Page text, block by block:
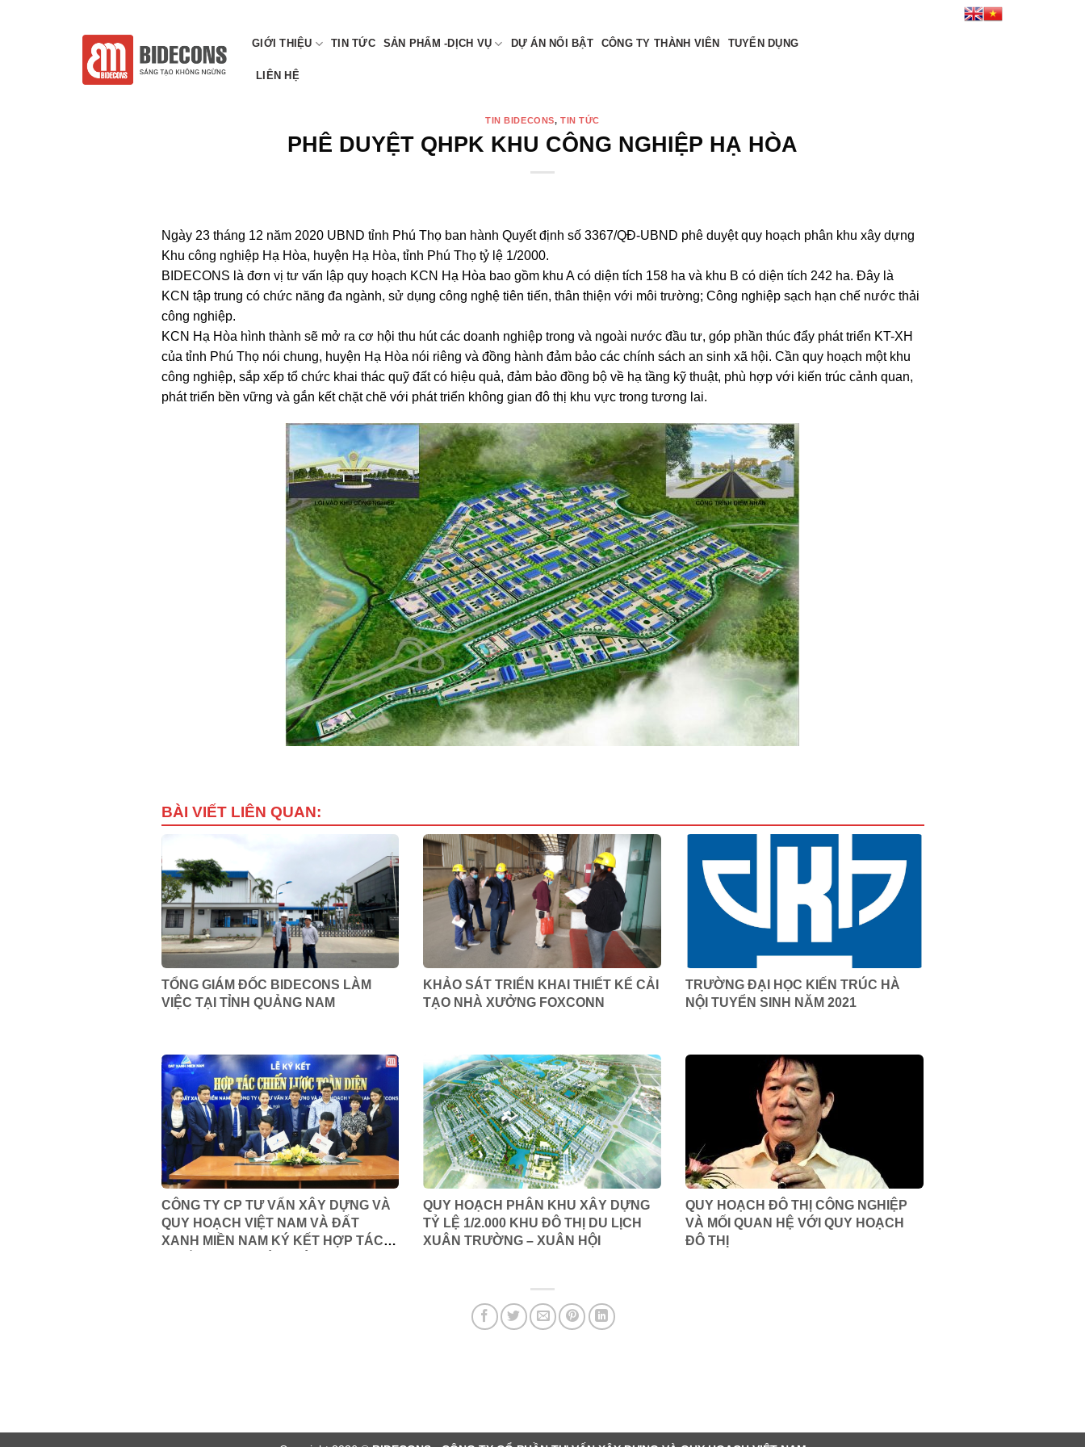
GIỚI THIỆU TIN TỨC SẢN PHẨM -DỊCH VỤ DỰ ÁN NỔI BẬT CÔNG TY THÀNH VIÊN TUYỂN DỤNG
LIÊN HỆ
TIN BIDECONS, TIN TỨC
PHÊ DUYỆT QHPK KHU CÔNG NGHIỆP HẠ HÒA
Ngày 23 tháng 12 năm 2020 UBND tỉnh Phú Thọ ban hành Quyết định số 3367/QĐ-UBND phê duyệt quy hoạch phân khu xây dựng
Khu công nghiệp Hạ Hòa, huyện Hạ Hòa, tỉnh Phú Thọ tỷ lệ 1/2000.
BIDECONS là đơn vị tư vấn lập quy hoạch KCN Hạ Hòa bao gồm khu A có diện tích 158 ha và khu B có diện tích 242 ha. Đây là
KCN tập trung có chức năng đa ngành, sử dụng công nghệ tiên tiến, thân thiện với môi trường; Công nghiệp sạch hạn chế nước thải
công nghiệp.
KCN Hạ Hòa hình thành sẽ mở ra cơ hội thu hút các doanh nghiệp trong và ngoài nước đầu tư, góp phần thúc đẩy phát triển KT-XH
của tỉnh Phú Thọ nói chung, huyện Hạ Hòa nói riêng và đồng hành đảm bảo các chính sách an sinh xã hội. Cần quy hoạch một khu
công nghiệp, sắp xếp tổ chức khai thác quỹ đất có hiệu quả, đảm bảo đồng bộ về hạ tầng kỹ thuật, phù hợp với kiến trúc cảnh quan,
phát triển bền vững và gắn kết chặt chẽ với phát triển không gian đô thị khu vực trong tương lai.
BÀI VIẾT LIÊN QUAN:
TỔNG GIÁM ĐỐC BIDECONS LÀM
VIỆC TẠI TỈNH QUẢNG NAM
KHẢO SÁT TRIỂN KHAI THIẾT KẾ CẢI
TẠO NHÀ XƯỞNG FOXCONN
TRƯỜNG ĐẠI HỌC KIẾN TRÚC HÀ
NỘI TUYỂN SINH NĂM 2021
CÔNG TY CP TƯ VẤN XÂY DỰNG VÀ
QUY HOẠCH VIỆT NAM VÀ ĐẤT
XANH MIỀN NAM KÝ KẾT HỢP TÁC
QUY HOẠCH PHÂN KHU XÂY DỰNG
TỶ LỆ 1/2.000 KHU ĐÔ THỊ DU LỊCH
XUÂN TRƯỜNG – XUÂN HỘI
QUY HOẠCH ĐÔ THỊ CÔNG NGHIỆP
VÀ MỐI QUAN HỆ VỚI QUY HOẠCH
ĐÔ THỊ